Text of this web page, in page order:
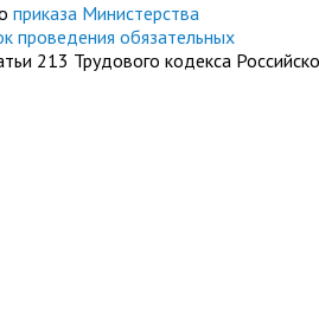
приказа Министерства
проведения обязательных
213 Трудового кодекса